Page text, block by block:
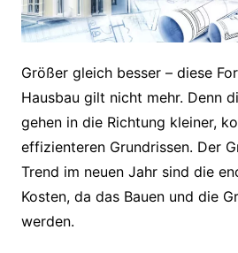
Größer gleich besser – diese
Hausbau gilt nicht mehr. Denn
gehen in die Richtung kleiner,
effizienteren Grundrissen. Der
Trend im neuen Jahr sind die
Kosten, da das Bauen und die
werden.